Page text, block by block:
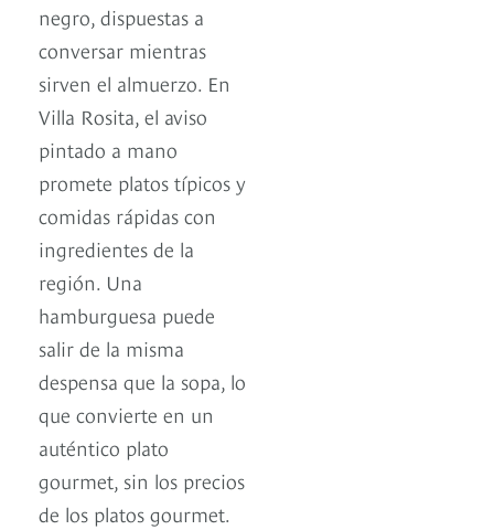
negro, dispuestas a
conversar mientras
sirven el almuerzo. En
Villa Rosita, el aviso
pintado a mano
promete platos típicos y
comidas rápidas con
ingredientes de la
región. Una
hamburguesa puede
salir de la misma
despensa que la sopa, lo
que convierte en un
auténtico plato
gourmet, sin los precios
de los platos gourmet.